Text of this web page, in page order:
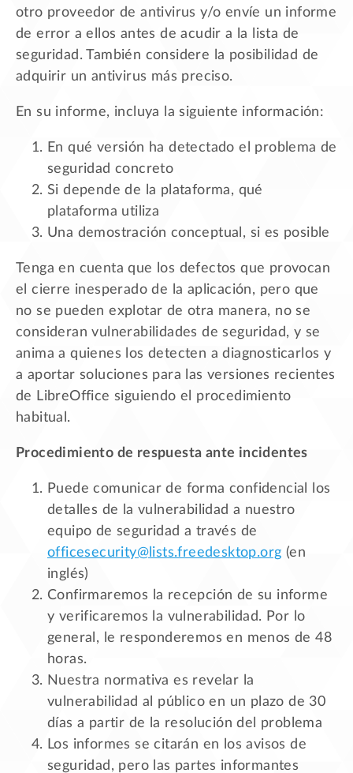
otro proveedor de antivirus y/o envíe un informe
de error a ellos antes de acudir a la lista de
seguridad. También considere la posibilidad de
adquirir un antivirus más preciso.
En su informe, incluya la siguiente información:
En qué versión ha detectado el problema de
seguridad concreto
Si depende de la plataforma, qué
plataforma utiliza
Una demostración conceptual, si es posible
Tenga en cuenta que los defectos que provocan
el cierre inesperado de la aplicación, pero que
no se pueden explotar de otra manera, no se
consideran vulnerabilidades de seguridad, y se
anima a quienes los detecten a diagnosticarlos y
a aportar soluciones para las versiones recientes
de LibreOffice siguiendo el procedimiento
habitual.
Procedimiento de respuesta ante incidentes
Puede comunicar de forma confidencial los
detalles de la vulnerabilidad a nuestro
equipo de seguridad a través de
officesecurity@lists.freedesktop.org (en
inglés)
Confirmaremos la recepción de su informe
y verificaremos la vulnerabilidad. Por lo
general, le responderemos en menos de 48
horas.
Nuestra normativa es revelar la
vulnerabilidad al público en un plazo de 30
días a partir de la resolución del problema
Los informes se citarán en los avisos de
seguridad, pero las partes informantes